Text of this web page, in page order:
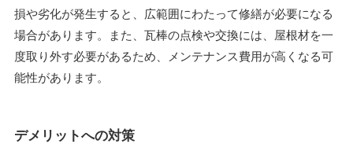
損や劣化が発生すると、広範囲にわたって修繕が必要になる
場合があります。また、瓦棒の点検や交換には、屋根材を一
度取り外す必要があるため、メンテナンス費用が高くなる可
能性があります。
デメリットへの対策